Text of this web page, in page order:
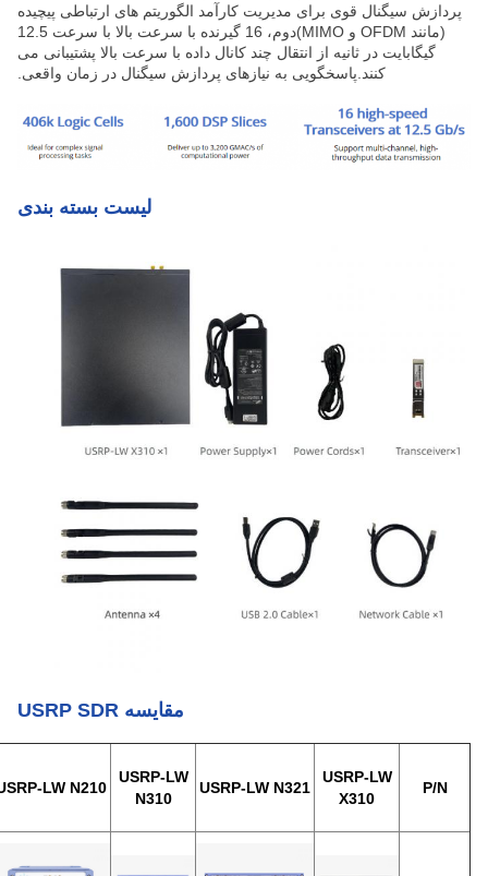
پردازش سیگنال قوی برای مدیریت کارآمد الگوریتم های ارتباطی پیچیده
(مانند OFDM و MIMO)دوم، 16 گیرنده با سرعت بالا با سرعت 12.5
گیگابایت در ثانیه از انتقال چند کانال داده با سرعت بالا پشتیبانی می
کنند.پاسخگویی به نیازهای پردازش سیگنال در زمان واقعی.
لیست بسته بندی
مقایسه USRP SDR
P/N
USRP-LW
X310
USRP-LW N321
USRP-LW
N310
LW N210